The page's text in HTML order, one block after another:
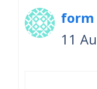
form
11